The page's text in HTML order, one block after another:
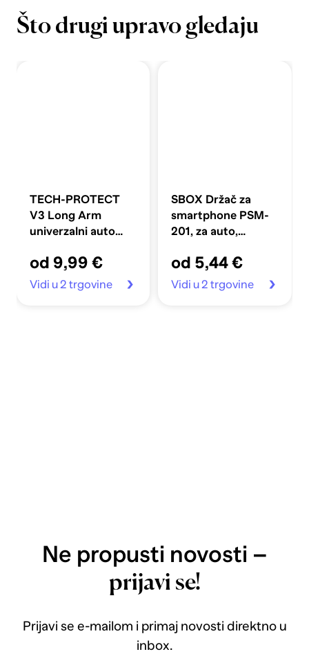
Što drugi upravo gledaju
TECH-PROTECT
V3 Long Arm
univerzalni auto
ploču
od 9,99 €
Vidi u 2 trgovine
SBOX Držač za
smartphone PSM-
201, za auto,
od 5,44 €
Vidi u 2 trgovine
Ne propusti novosti –
prijavi se!
Prijavi se e-mailom i primaj novosti direktno u
inbox.